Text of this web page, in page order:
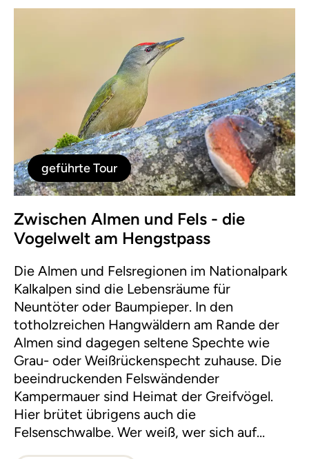
geführte Tour
Zwischen Almen und Fels - die
Vogelwelt am Hengstpass
Die Almen und Felsregionen im Nationalpark
Kalkalpen sind die Lebensräume für
Neuntöter oder Baumpieper. In den
totholzreichen Hangwäldern am Rande der
Almen sind dagegen seltene Spechte wie
Grau- oder Weißrückenspecht zuhause. Die
beeindruckenden Felswändender
Kampermauer sind Heimat der Greifvögel.
Hier brütet übrigens auch die
Felsenschwalbe. Wer weiß, wer sich auf